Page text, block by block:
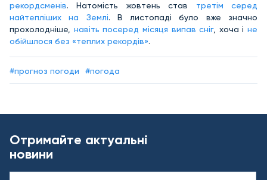
рекордсменів. Натомість жовтень став третім серед
найтепліших на Землі. В листопаді було вже значно
прохолодніше, навіть посеред місяця випав сніг, хоча і не
обійшлося без «теплих рекордів».
#прогноз погоди #погода
Отримайте актуальні
новини